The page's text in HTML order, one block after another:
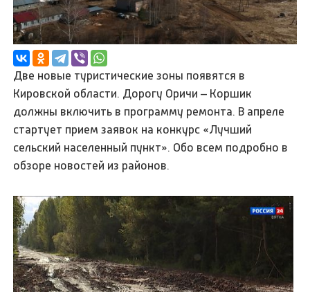
Две новые туристические зоны появятся в
Кировской области. Дорогу Оричи – Коршик
должны включить в программу ремонта. В апреле
стартует прием заявок на конкурс «Лучший
сельский населенный пункт». Обо всем подробно в
обзоре новостей из районов.